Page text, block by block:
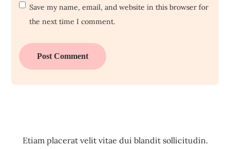
Save my name, email, and website in this browser for
the next time I comment.
Etiam placerat velit vitae dui blandit sollicitudin.